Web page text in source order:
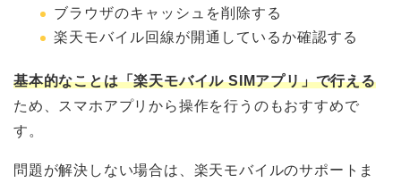
ブラウザのキャッシュを削除する
楽天モバイル回線が開通しているか確認する
基本的なことは「楽天モバイル SIMアプリ」で行える
ため、スマホアプリから操作を行うのもおすすめで
す。
問題が解決しない場合は、楽天モバイルのサポートま